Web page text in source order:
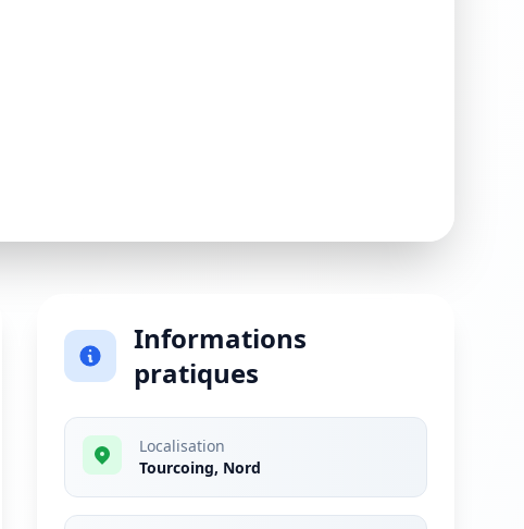
Informations
pratiques
Localisation
Tourcoing, Nord